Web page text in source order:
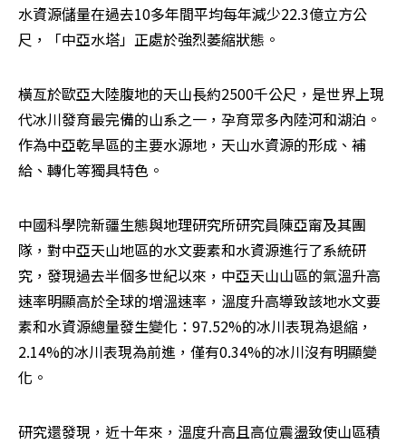
水資源儲量在過去10多年間平均每年減少22.3億立方公
尺，「中亞水塔」正處於強烈萎縮狀態。
橫亙於歐亞大陸腹地的天山長約2500千公尺，是世界上現
代冰川發育最完備的山系之一，孕育眾多內陸河和湖泊。
作為中亞乾旱區的主要水源地，天山水資源的形成、補
給、轉化等獨具特色。
中國科學院新疆生態與地理研究所研究員陳亞甯及其團
隊，對中亞天山地區的水文要素和水資源進行了系統研
究，發現過去半個多世紀以來，中亞天山山區的氣溫升高
速率明顯高於全球的增溫速率，溫度升高導致該地水文要
素和水資源總量發生變化：97.52%的冰川表現為退縮，
2.14%的冰川表現為前進，僅有0.34%的冰川沒有明顯變
化。
研究還發現，近十年來，溫度升高且高位震盪致使山區積